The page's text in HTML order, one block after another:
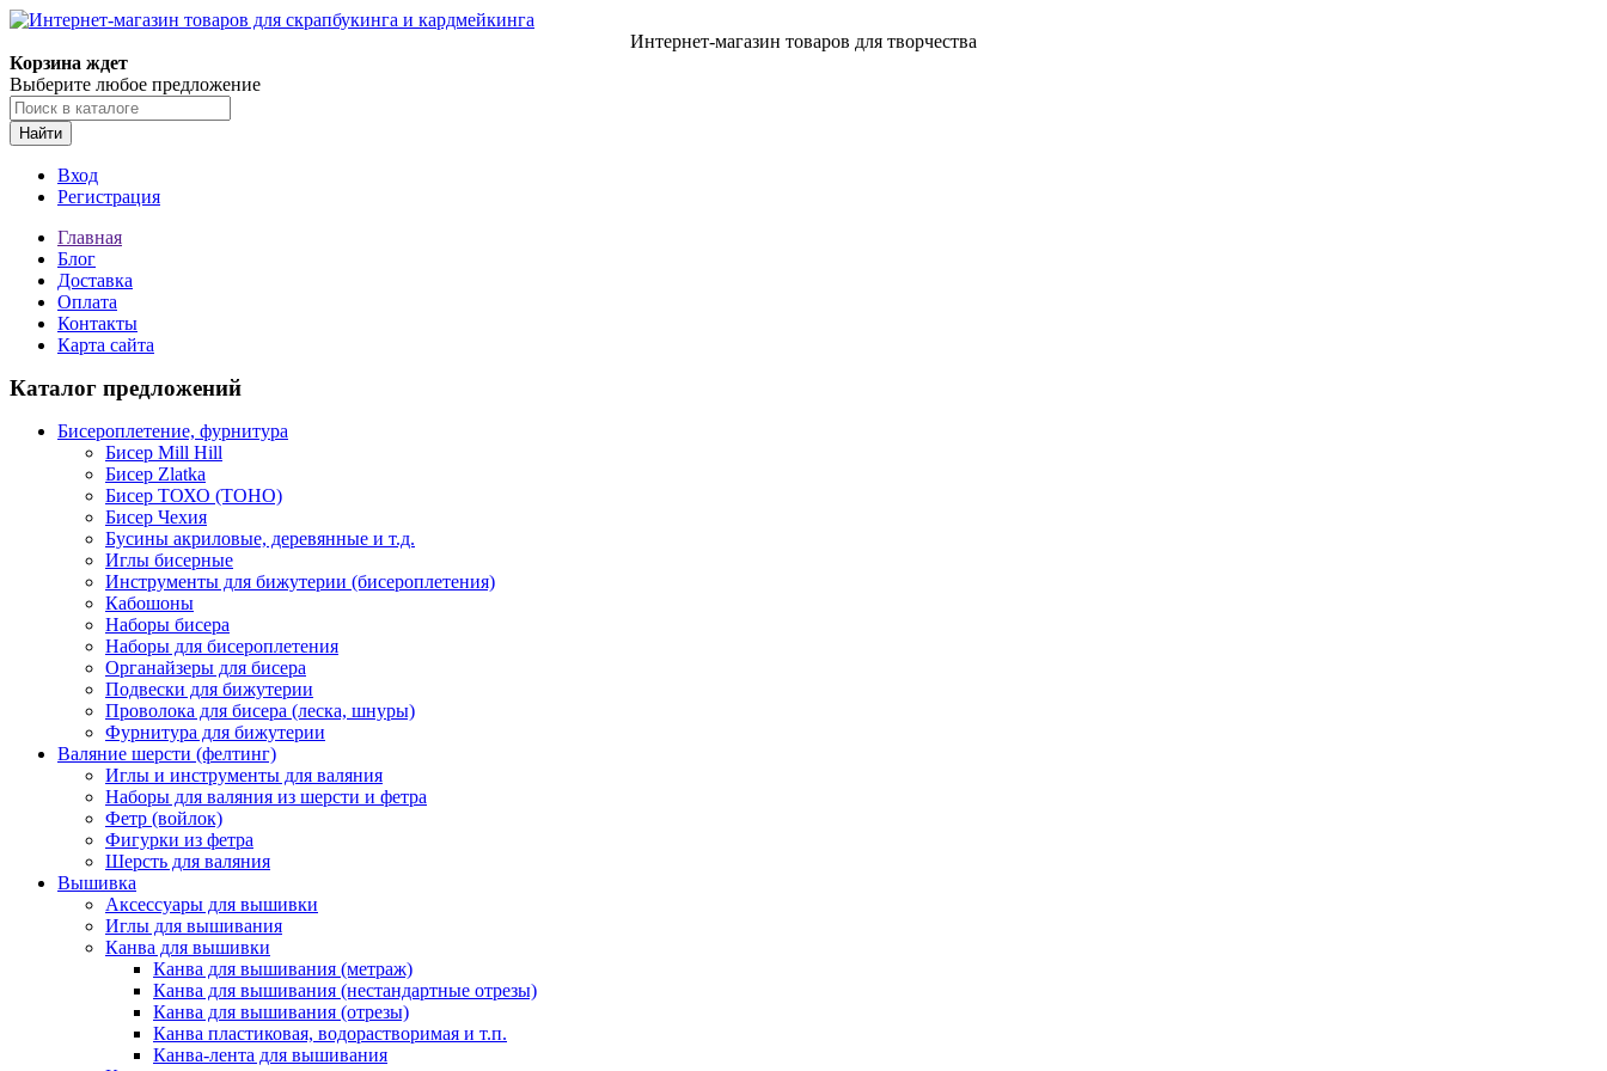
Интернет-магазин товаров для творчества
Корзина ждет
Выберите любое предложение
Найти
Вход
Регистрация
Главная
Блог
Доставка
Оплата
Контакты
Карта сайта
Каталог предложений
Бисероплетение, фурнитура
Бисер Mill Hill
Бисер Zlatka
Бисер ТОХО (TOHO)
Бисер Чехия
Бусины акриловые, деревянные и т.д.
Иглы бисерные
Инструменты для бижутерии (бисероплетения)
Кабошоны
Наборы бисера
Наборы для бисероплетения
Органайзеры для бисера
Подвески для бижутерии
Проволока для бисера (леска, шнуры)
Фурнитура для бижутерии
Валяние шерсти (фелтинг)
Иглы и инструменты для валяния
Наборы для валяния из шерсти и фетра
Фетр (войлок)
Фигурки из фетра
Шерсть для валяния
Вышивка
Аксессуары для вышивки
Иглы для вышивания
Канва для вышивки
Канва для вышивания (метраж)
Канва для вышивания (нестандартные отрезы)
Канва для вышивания (отрезы)
Канва пластиковая, водорастворимая и т.п.
Канва-лента для вышивания